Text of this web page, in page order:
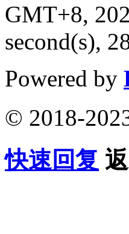
GMT+8,
second(s),
Powered by
© 2018-
快速回复